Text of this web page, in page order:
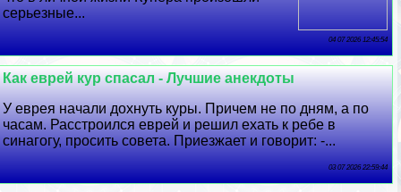
серьезные...
04 07 2026 12:45:54
Как еврей кур спасал - Лучшие анекдоты
У еврея начали дохнуть куры. Причем не по дням, а по
часам. Расстроился еврей и решил ехать к ребе в
синагогу, просить совета. Приезжает и говорит: -...
03 07 2026 22:59:44